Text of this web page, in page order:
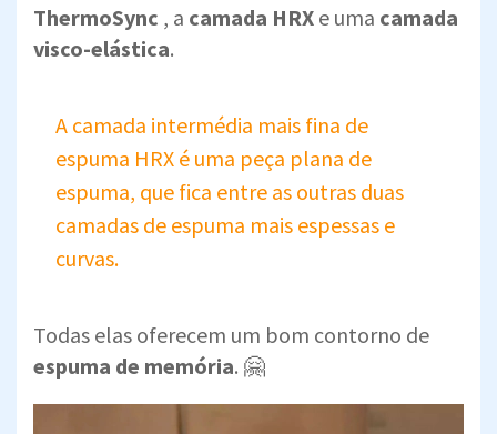
ThermoSync , a camada HRX e uma camada
visco-elástica.
A camada intermédia mais fina de
espuma HRX é uma peça plana de
espuma, que fica entre as outras duas
camadas de espuma mais espessas e
curvas.
Todas elas oferecem um bom contorno de
espuma de memória. 🤗